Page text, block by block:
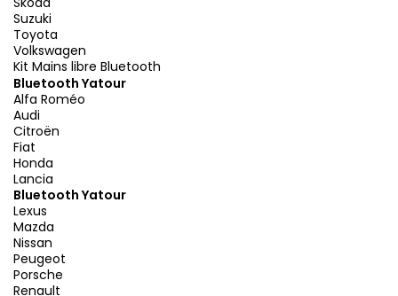
Suzuki
Toyota
Volkswagen
Kit Mains libre Bluetooth
Bluetooth Yatour
Alfa Roméo
Audi
Citroën
Fiat
Honda
Lancia
Bluetooth Yatour
Lexus
Mazda
Nissan
Peugeot
Porsche
Renault